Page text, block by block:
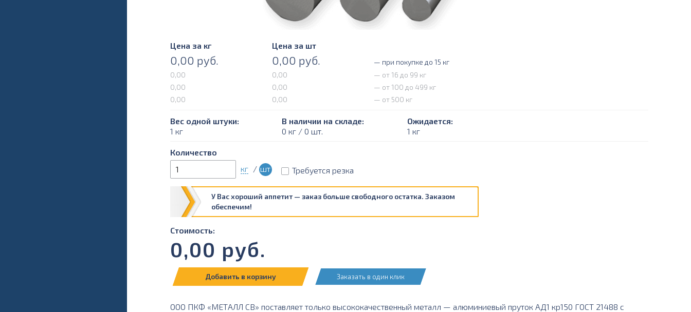
Цена за кг Цена за шт
0,00 руб. 0,00 руб.
— при покупке до 15 кг
0,00
0,00
— от 16 до 99 кг
0,00
0,00
— от 100 до 499 кг
0,00
0,00 — от 500 кг
Вес одной штуки:
1 кг
В наличии на складе:
0 кг / 0 шт.
Ожидается:
1 кг
Количество
кг / шт Требуется резка
У Вас хороший аппетит — заказ больше свободного остатка. Заказом
обеспечим!
Стоимость:
0,00 руб.
Добавить в корзину Заказать в один клик
ООО ПКФ «МЕТАЛЛ СВ» поставляет только высококачественный металл — алюминиевый пруток АД1 кр150 ГОСТ 21488 с